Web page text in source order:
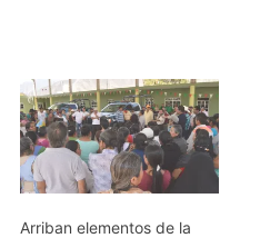
Arriban elementos de la